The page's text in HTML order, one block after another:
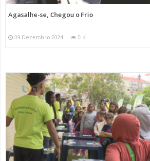
Agasalhe-se, Chegou o Frio
09 Dezembro 2024 0 K